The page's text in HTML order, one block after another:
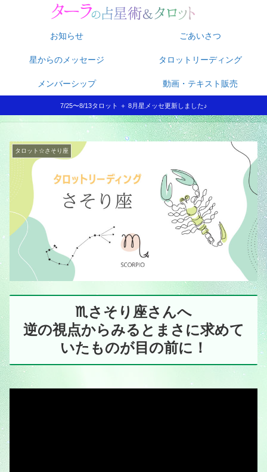
お知らせ ごあいさつ
星からのメッセージ タロットリーディング
メンバーシップ 動画・テキスト販売
7/25〜8/13タロット ＋ 8月星メッセ更新しました♪
タロット☆さそり座
♏️さそり座さんへ
逆の視点からみるとまさに求めて
いたものが目の前に！